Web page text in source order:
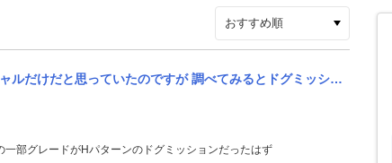
グミッションでもHパターンがあると出ていましたが 実際に市販車Hパターンの車でドグミッションって 発売されて...
部グレードがHパターンのドグミッションだったはず